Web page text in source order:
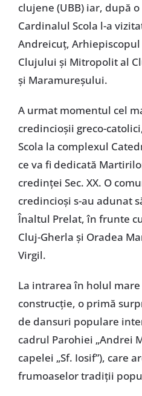
clujene (UBB) iar, după
Cardinalul Scola l-a
Andreicuţ,
Clujului şi Mitropolit al
şi Maramureşului.
A urmat momentul cel
credincioşii greco-
Scola la complexul
ce va fi dedicată
credinţei Sec. XX. O
credincioşi s-au adunat
Înaltul Prelat, în frunte
Cluj-Gherla şi Oradea
Virgil.
La intrarea în holul
construcţie, o primă
de dansuri populare
cadrul Parohiei „Andrei
capelei „Sf. Iosif”), care
frumoaselor tradiţii